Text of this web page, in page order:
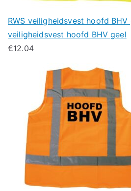
RWS veiligheidsvest hoofd BHV
veiligheidsvest hoofd BHV geel
€12.04